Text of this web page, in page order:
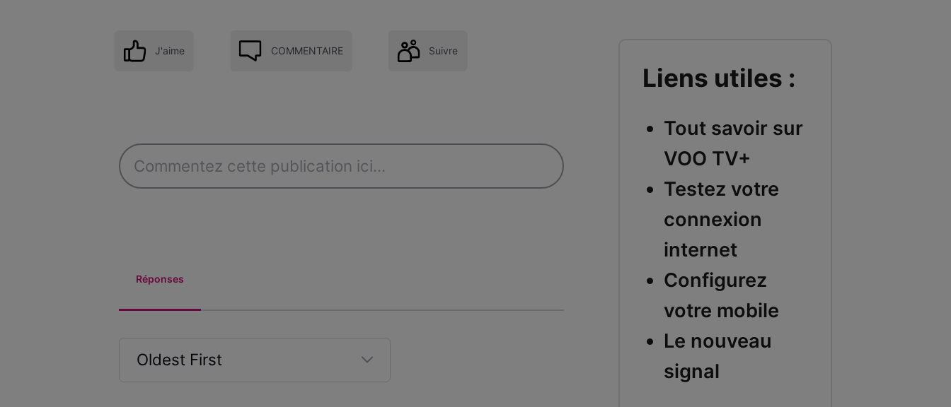
J'aime COMMENTAIRE Suivre
Réponses
Oldest First
Liens utiles :
Tout savoir sur
VOO TV+
Testez votre
connexion
internet
Configurez
votre mobile
Le nouveau
signal